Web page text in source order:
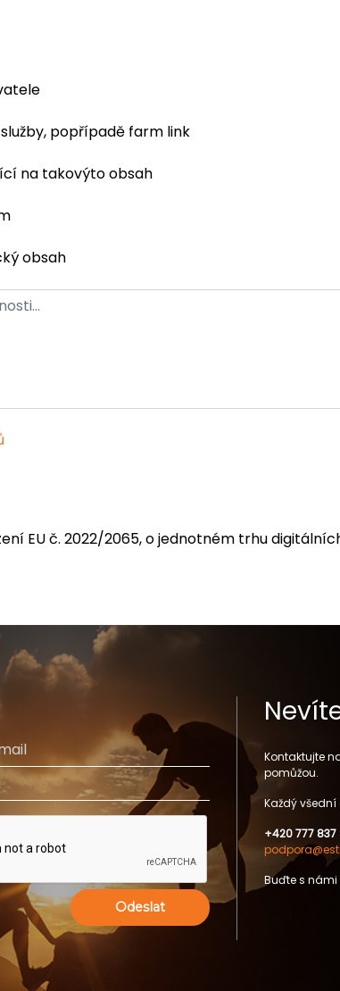
popřípadě farm link
na takovýto obsah
obsah
EU č. 2022/2065, o jednotném trhu
Odeslat
Kontaktujte
pomůžou.
Každý všední
+420 777 837
Buďte s námi